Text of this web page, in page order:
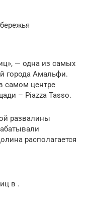
— одна из самых
города Амальфи.
самом центре
– Piazza Tasso.
развалины
располагается
в .